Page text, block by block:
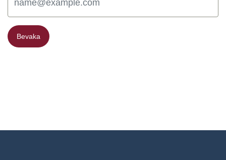
Bevaka
Bevaka